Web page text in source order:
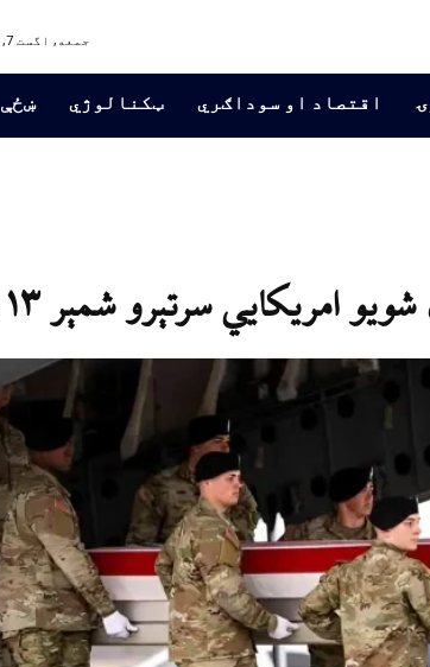
جمعه, اگست 7, 2026
اقتصاد او سوداګري ټکنالوژي ښځې
سرتېرو شمېر ۱۳ ته ختلی